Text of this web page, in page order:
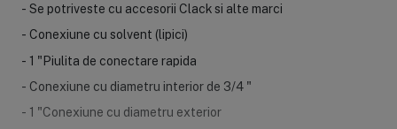
- Se potriveste cu accesorii Clack si alte marci
- Conexiune cu solvent (lipici)
- 1 "Piulita de conectare rapida
- Conexiune cu diametru interior de 3/4 "
- 1 "Conexiune cu diametru exterior